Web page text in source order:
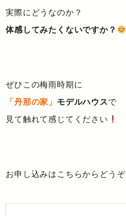
実際にどうなのか？
体感してみたくないですか？
ぜひこの梅雨時期に
「丹那の家」 モデルハウスで
見て触れて感じてください
お申し込みはこちらからどうぞ